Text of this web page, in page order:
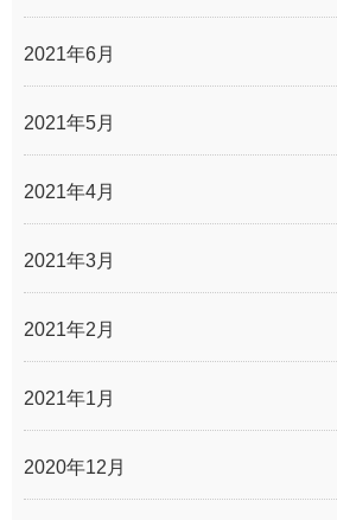
2021年6月
2021年5月
2021年4月
2021年3月
2021年2月
2021年1月
2020年12月